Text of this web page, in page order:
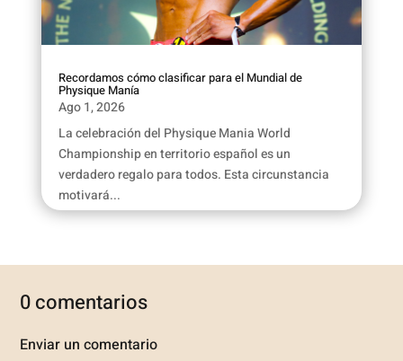
Recordamos cómo clasificar para el Mundial de
Physique Manía
Ago 1, 2026
La celebración del Physique Mania World
Championship en territorio español es un
verdadero regalo para todos. Esta circunstancia
motivará...
0 comentarios
Enviar un comentario